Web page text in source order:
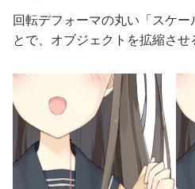
回転デフォーマの丸い「スケー
とで、オブジェクトを拡縮させ